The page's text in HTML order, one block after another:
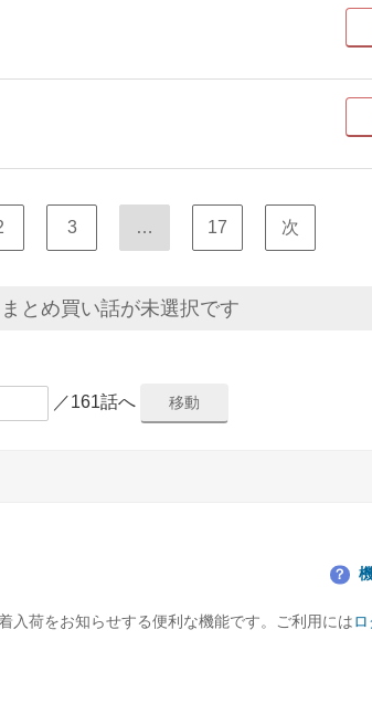
3 … 17 次
まとめ買い話が未選択です
／161話へ
？
入荷をお知らせする便利な機能です。ご利用には